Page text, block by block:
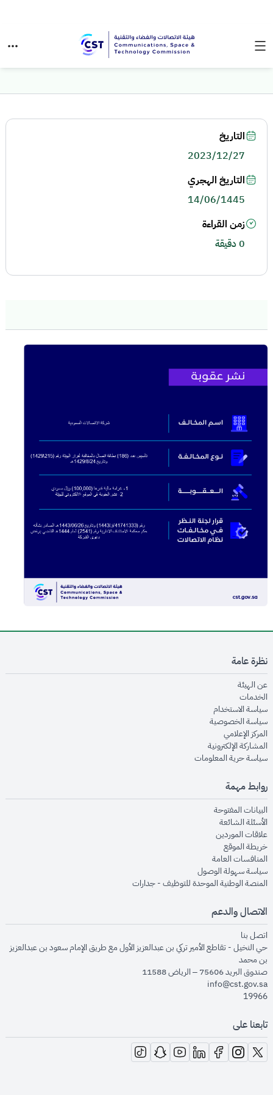
التاريخ
2023/12/27
التاريخ الهجري
14/06/1445
زمن القراءة
0 دقيقة
نظرة عامة
عن الهيئةopens in new window
الخدماتopens in new window
سياسة الاستخدام
سياسة الخصوصيةopens in new window
المركز الإعلاميopens in new window
المشاركة الإلكترونيةopens in new window
سياسة حرية المعلوماتopens in new window
روابط مهمة
البيانات المفتوحةopens in new window
الأسئلة الشائعةopens in new window
علاقات الموردينopens in new window
خريطة الموقعopens in new window
المنافسات العامةopens in new window
سياسة سهولة الوصولopens in new window
المنصة الوطنية الموحدة للتوظيف - جداراتopens in new window
الاتصال والدعم
اتصل بنا
حي النخيل - تقاطع الأمير تركي بن عبدالعزيز الأول مع طريق الإمام سعود بن عبدالعزيز
بن محمد
صندوق البريد 75606 – الرياض 11588
info@cst.gov.sa
19966
تابعنا على
opens in new window
opens in new window
opens in new window
opens in new window
opens in new window
opens in new window
opens in new window